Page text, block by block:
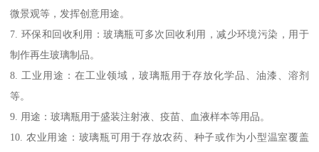
微景观等，发挥创意用途。
7. 环保和回收利用：玻璃瓶可多次回收利用，减少环境污染，用于
制作再生玻璃制品。
8. 工业用途：在工业领域，玻璃瓶用于存放化学品、油漆、溶剂
等。
9. 用途：玻璃瓶用于盛装注射液、疫苗、血液样本等用品。
10. 农业用途：玻璃瓶可用于存放农药、种子或作为小型温室覆盖